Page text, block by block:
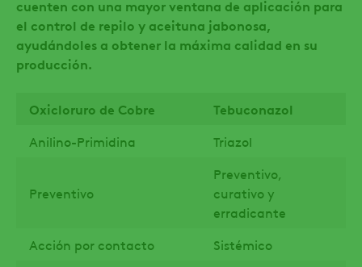
cuenten con una mayor ventana de aplicación para
el control de repilo y aceituna jabonosa,
ayudándoles a obtener la máxima calidad en su
producción.
Oxicloruro de Cobre
Tebuconazol
Anilino-Primidina
Triazol
Preventivo
Preventivo,
curativo y
erradicante
Acción por contacto
Sistémico